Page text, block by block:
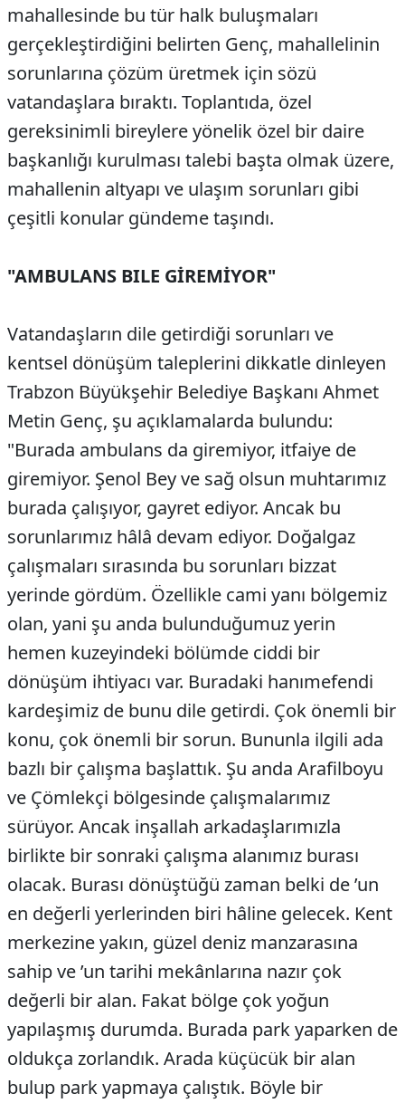
mahallesinde bu tür halk buluşmaları
gerçekleştirdiğini belirten Genç, mahallelinin
sorunlarına çözüm üretmek için sözü
vatandaşlara bıraktı. Toplantıda, özel
gereksinimli bireylere yönelik özel bir daire
başkanlığı kurulması talebi başta olmak üzere,
mahallenin altyapı ve ulaşım sorunları gibi
çeşitli konular gündeme taşındı.
"AMBULANS BILE GİREMİYOR"
​Vatandaşların dile getirdiği sorunları ve
kentsel dönüşüm taleplerini dikkatle dinleyen
Trabzon Büyükşehir Belediye Başkanı Ahmet
Metin Genç, şu açıklamalarda bulundu:
​"Burada ambulans da giremiyor, itfaiye de
giremiyor. Şenol Bey ve sağ olsun muhtarımız
burada çalışıyor, gayret ediyor. Ancak bu
sorunlarımız hâlâ devam ediyor. Doğalgaz
çalışmaları sırasında bu sorunları bizzat
yerinde gördüm. Özellikle cami yanı bölgemiz
olan, yani şu anda bulunduğumuz yerin
hemen kuzeyindeki bölümde ciddi bir
dönüşüm ihtiyacı var. Buradaki hanımefendi
kardeşimiz de bunu dile getirdi. Çok önemli bir
konu, çok önemli bir sorun. Bununla ilgili ada
bazlı bir çalışma başlattık. Şu anda Arafilboyu
ve Çömlekçi bölgesinde çalışmalarımız
sürüyor. Ancak inşallah arkadaşlarımızla
birlikte bir sonraki çalışma alanımız burası
olacak. Burası dönüştüğü zaman belki de ’un
en değerli yerlerinden biri hâline gelecek. Kent
merkezine yakın, güzel deniz manzarasına
sahip ve ’un tarihi mekânlarına nazır çok
değerli bir alan. Fakat bölge çok yoğun
yapılaşmış durumda. Burada park yaparken de
oldukça zorlandık. Arada küçücük bir alan
bulup park yapmaya çalıştık. Böyle bir